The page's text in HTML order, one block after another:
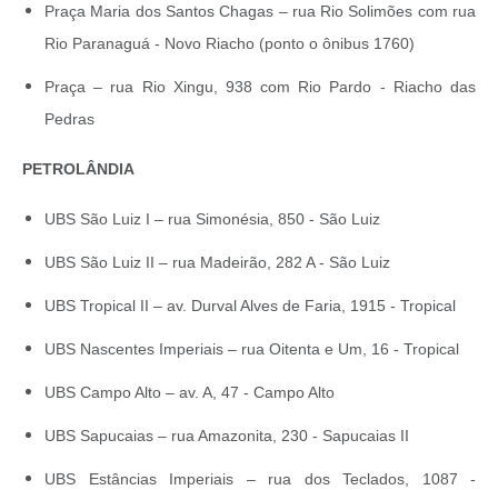
Praça Maria dos Santos Chagas – rua Rio Solimões com rua
Rio Paranaguá - Novo Riacho (ponto o ônibus 1760)
Praça – rua Rio Xingu, 938 com Rio Pardo - Riacho das
Pedras
PETROLÂNDIA
UBS São Luiz I – rua Simonésia, 850 - São Luiz
UBS São Luiz II – rua Madeirão, 282 A - São Luiz
UBS Tropical II – av. Durval Alves de Faria, 1915 - Tropical
UBS Nascentes Imperiais – rua Oitenta e Um, 16 - Tropical
UBS Campo Alto – av. A, 47 - Campo Alto
UBS Sapucaias – rua Amazonita, 230 - Sapucaias II
UBS Estâncias Imperiais – rua dos Teclados, 1087 -